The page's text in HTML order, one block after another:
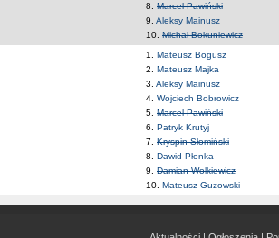
8. Marcel Pawiński
9. Aleksy Mainusz
10. Michał Bokuniewicz
1. Mateusz Bogusz
2. Mateusz Majka
3. Aleksy Mainusz
4. Wojciech Bobrowicz
5. Marcel Pawiński
6. Patryk Krutyj
7. Kryspin Słomiński
8. Dawid Płonka
9. Damian Wolkiewicz
10. Mateusz Guzowski